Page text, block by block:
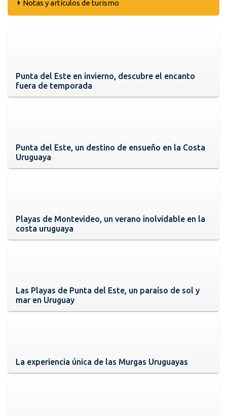
Notas y artículos de turismo
Punta del Este en invierno, descubre el encanto
fuera de temporada
Punta del Este, un destino de ensueño en la Costa
Uruguaya
Playas de Montevideo, un verano inolvidable en la
costa uruguaya
Las Playas de Punta del Este, un paraíso de sol y
mar en Uruguay
La experiencia única de las Murgas Uruguayas